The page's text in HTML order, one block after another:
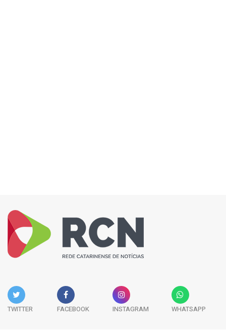
TWITTER FACEBOOK INSTAGRAM WHATSAPP